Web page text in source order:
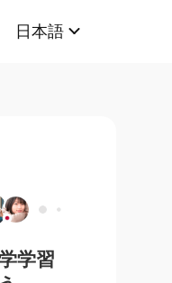
日本語
学習